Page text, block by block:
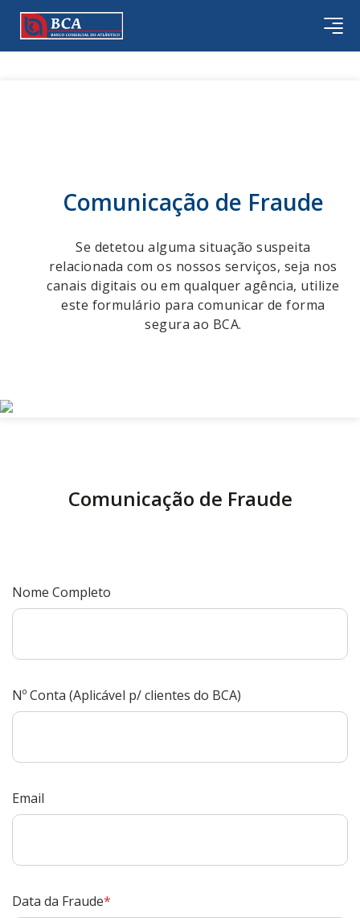
Comunicação de Fraude
Se detetou alguma situação suspeita
relacionada com os nossos serviços, seja nos
canais digitais ou em qualquer agência, utilize
este formulário para comunicar de forma
segura ao BCA.
Comunicação de Fraude
Nome Completo
Nº Conta (Aplicável p/ clientes do BCA)
Email
Data da Fraude